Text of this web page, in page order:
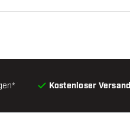
Kostenloser Versand